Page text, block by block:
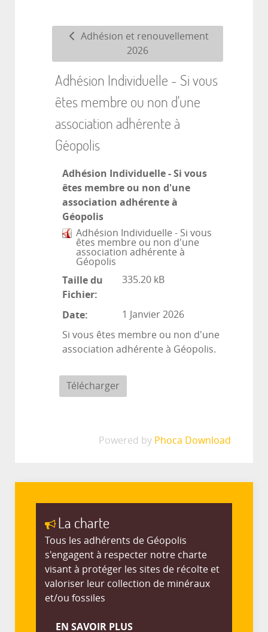
Adhésion et renouvellement
2026
Adhésion Individuelle - Si vous
êtes membre ou non d'une
association adhérente à
Géopolis
Adhésion Individuelle - Si vous
êtes membre ou non d'une
association adhérente à
Géopolis
Adhésion Individuelle - Si vous
êtes membre ou non d'une
association adhérente à
Géopolis
Taille du
Fichier:
335.20 kB
Date:
1 Janvier 2026
Si vous êtes membre ou non d'une
association adhérente à Géopolis.
Powered by Phoca Download
La charte
Tous les adhérents de Géopolis
s'engagent à respecter notre charte
visant à protéger les sites de récolte et
valoriser leur collection de minéraux
et/ou fossiles
EN SAVOIR PLUS